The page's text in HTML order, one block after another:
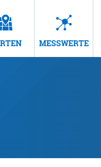
MESSWERTE